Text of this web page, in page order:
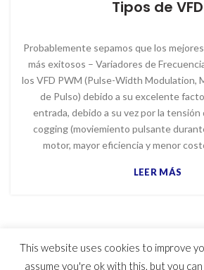
Tipos de VFD
Probablemente sepamos que los
más exitosos – Variadores de
los VFD PWM (Pulse-Width Modulation,
de Pulso) debido a su excelente
entrada, debido a su vez por la tensión
cogging (moviemiento pulsante
motor, mayor eficiencia y menor
LEER MÁS
© 2023 MYG Inc - Motores y
This website uses cookies to improve
assume you're ok with this, but you